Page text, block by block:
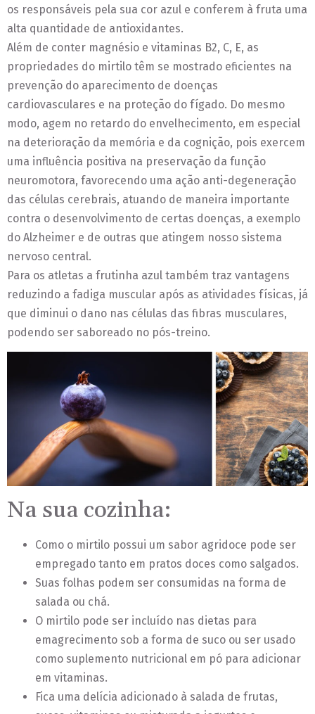
os responsáveis pela sua cor azul e conferem à fruta uma
alta quantidade de antioxidantes.
Além de conter magnésio e vitaminas B2, C, E, as
propriedades do mirtilo têm se mostrado eficientes na
prevenção do aparecimento de doenças
cardiovasculares e na proteção do fígado. Do mesmo
modo, agem no retardo do envelhecimento, em especial
na deterioração da memória e da cognição, pois exercem
uma influência positiva na preservação da função
neuromotora, favorecendo uma ação anti-degeneração
das células cerebrais, atuando de maneira importante
contra o desenvolvimento de certas doenças, a exemplo
do Alzheimer e de outras que atingem nosso sistema
nervoso central.
Para os atletas a frutinha azul também traz vantagens
reduzindo a fadiga muscular após as atividades físicas, já
que diminui o dano nas células das fibras musculares,
podendo ser saboreado no pós-treino.
Na sua cozinha:
Como o mirtilo possui um sabor agridoce pode ser
empregado tanto em pratos doces como salgados.
Suas folhas podem ser consumidas na forma de
salada ou chá.
O mirtilo pode ser incluído nas dietas para
emagrecimento sob a forma de suco ou ser usado
como suplemento nutricional em pó para adicionar
em vitaminas.
Fica uma delícia adicionado à salada de frutas,